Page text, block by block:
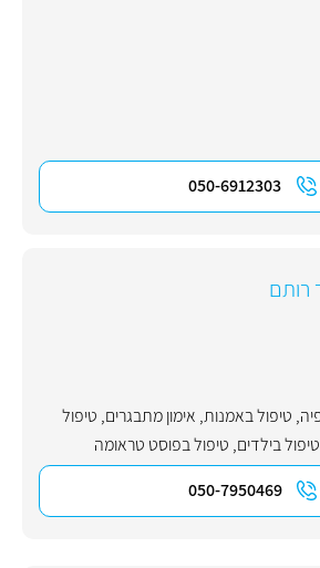
050-6912303
רותם
, טיפול באמנות, אימון מתבגרים, טיפול
טיפול בילדים, טיפול בפוסט טראומה
050-7950469